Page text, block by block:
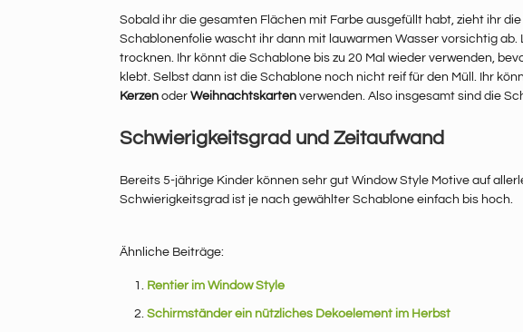
Sobald ihr die gesamten Flächen mit Farbe ausgefüllt habt, zieht ihr
Schablonenfolie wascht ihr dann mit lauwarmen Wasser vorsichtig ab.
trocknen. Ihr könnt die Schablone bis zu 20 Mal wieder verwenden,
klebt. Selbst dann ist die Schablone noch nicht reif für den Müll. Ihr
Kerzen oder Weihnachtskarten verwenden. Also insgesamt sind die
Schwierigkeitsgrad und Zeitaufwand
Bereits 5-jährige Kinder können sehr gut Window Style Motive auf
Schwierigkeitsgrad ist je nach gewählter Schablone einfach bis hoch.
Ähnliche Beiträge:
Rentier im Window Style
Schirmständer ein nützliches Dekoelement im Herbst